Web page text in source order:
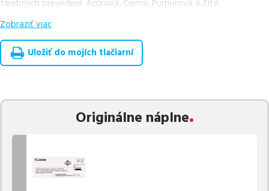
farebných prevedení: Azúrova, Čierna, Purpurová a Žltá.
Z uvedeného množstva dostupných náplní
náplnev počte4ks.
Celá táto certifikovaná ponuka, spĺňajúca normy ISO 9001 a 14001,
Vieme, že pri nákupe zohráva dôležitú úlohu aj dostupnosť. Preto
pravidelne naskladňovať produkty, aby boli ihneď k
dispozícii na odoslanie.
Ak si pri výbere nie ste istí, ktoré riešenie je pre vaše potreby
Zobraziť viac
Uložiť do mojích tlačiarní
Originálne náplne